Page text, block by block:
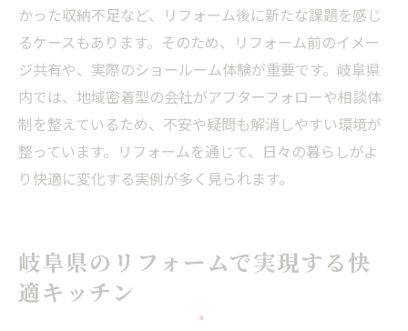
かった収納不足など、リフォーム後に新たな課題を感じ
るケースもあります。そのため、リフォーム前のイメー
ジ共有や、実際のショールーム体験が重要です。岐阜県
内では、地域密着型の会社がアフターフォローや相談体
制を整えているため、不安や疑問も解消しやすい環境が
整っています。リフォームを通じて、日々の暮らしがよ
り快適に変化する実例が多く見られます。
岐阜県のリフォームで実現する快
適キッチン